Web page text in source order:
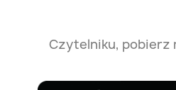
Czytelniku, pobierz